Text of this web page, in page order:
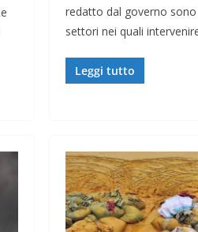
redatto dal governo
settori nei quali
Leggi tutto